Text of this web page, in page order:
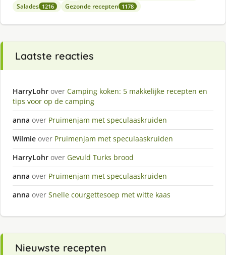
Salades 1216 Gezonde recepten 1178
Laatste reacties
HarryLohr over Camping koken: 5 makkelijke recepten en
tips voor op de camping
anna over Pruimenjam met speculaaskruiden
Wilmie over Pruimenjam met speculaaskruiden
HarryLohr over Gevuld Turks brood
anna over Pruimenjam met speculaaskruiden
anna over Snelle courgettesoep met witte kaas
Nieuwste recepten